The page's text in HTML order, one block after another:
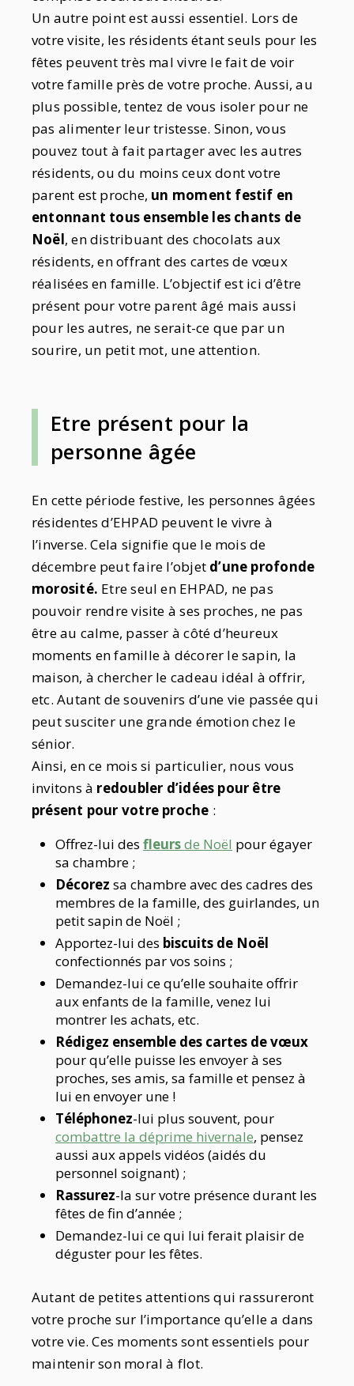
Un autre point est aussi essentiel. Lors de
votre visite, les résidents étant seuls pour les
fêtes peuvent très mal vivre le fait de voir
votre famille près de votre proche. Aussi, au
plus possible, tentez de vous isoler pour ne
pas alimenter leur tristesse. Sinon, vous
pouvez tout à fait partager avec les autres
résidents, ou du moins ceux dont votre
parent est proche, un moment festif en
entonnant tous ensemble les chants de
Noël, en distribuant des chocolats aux
résidents, en offrant des cartes de vœux
réalisées en famille. L’objectif est ici d’être
présent pour votre parent âgé mais aussi
pour les autres, ne serait-ce que par un
sourire, un petit mot, une attention.
Etre présent pour la
personne âgée
En cette période festive, les personnes âgées
résidentes d’EHPAD peuvent le vivre à
l’inverse. Cela signifie que le mois de
décembre peut faire l’objet d’une profonde
morosité. Etre seul en EHPAD, ne pas
pouvoir rendre visite à ses proches, ne pas
être au calme, passer à côté d’heureux
moments en famille à décorer le sapin, la
maison, à chercher le cadeau idéal à offrir,
etc. Autant de souvenirs d’une vie passée qui
peut susciter une grande émotion chez le
sénior.
Ainsi, en ce mois si particulier, nous vous
invitons à redoubler d’idées pour être
présent pour votre proche :
Offrez-lui des fleursde Noël pour égayer
sa chambre ;
Décorez sa chambre avec des cadres des
membres de la famille, des guirlandes, un
petit sapin de Noël ;
Apportez-lui des biscuits de Noël
confectionnés par vos soins ;
Demandez-lui ce qu’elle souhaite offrir
aux enfants de la famille, venez lui
montrer les achats, etc.
Rédigez ensemble des cartes de vœux
pour qu’elle puisse les envoyer à ses
proches, ses amis, sa famille et pensez à
lui en envoyer une !
Téléphonez-lui plus souvent, pour
combattre la déprime hivernale, pensez
aussi aux appels vidéos (aidés du
personnel soignant) ;
Rassurez-la sur votre présence durant les
fêtes de fin d’année ;
Demandez-lui ce qui lui ferait plaisir de
déguster pour les fêtes.
Autant de petites attentions qui rassureront
votre proche sur l’importance qu’elle a dans
votre vie. Ces moments sont essentiels pour
maintenir son moral à flot.